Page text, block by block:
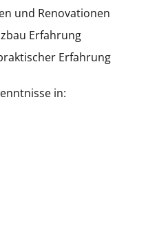
und Renovationen
Erfahrung
Erfahrung
in: